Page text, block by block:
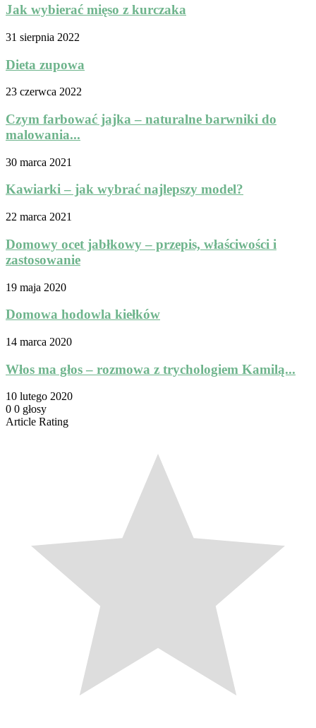
Jak wybierać mięso z kurczaka
31 sierpnia 2022
Dieta zupowa
23 czerwca 2022
Czym farbować jajka – naturalne barwniki do
malowania...
30 marca 2021
Kawiarki – jak wybrać najlepszy model?
22 marca 2021
Domowy ocet jabłkowy – przepis, właściwości i
zastosowanie
19 maja 2020
Domowa hodowla kiełków
14 marca 2020
Włos ma głos – rozmowa z trychologiem Kamilą...
10 lutego 2020
0 0 głosy
Article Rating